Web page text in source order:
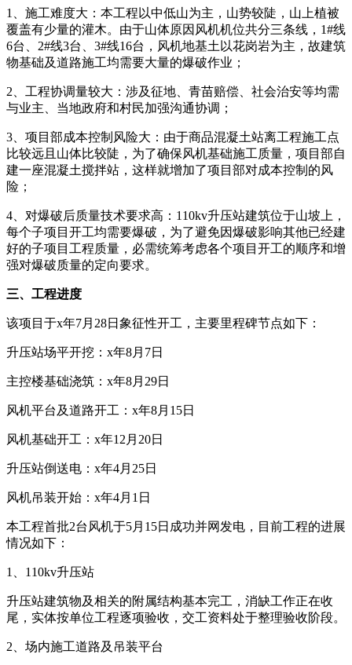
1、施工难度大：本工程以中低山为主，山势较陡，山上植被
覆盖有少量的灌木。由于山体原因风机机位共分三条线，1#线
6台、2#线3台、3#线16台，风机地基土以花岗岩为主，故建筑
物基础及道路施工均需要大量的爆破作业；
2、工程协调量较大：涉及征地、青苗赔偿、社会治安等均需
与业主、当地政府和村民加强沟通协调；
3、项目部成本控制风险大：由于商品混凝土站离工程施工点
比较远且山体比较陡，为了确保风机基础施工质量，项目部自
建一座混凝土搅拌站，这样就增加了项目部对成本控制的风
险；
4、对爆破后质量技术要求高：110kv升压站建筑位于山坡上，
每个子项目开工均需要爆破，为了避免因爆破影响其他已经建
好的子项目工程质量，必需统筹考虑各个项目开工的顺序和增
强对爆破质量的定向要求。
三、工程进度
该项目于x年7月28日象征性开工，主要里程碑节点如下：
升压站场平开挖：x年8月7日
主控楼基础浇筑：x年8月29日
风机平台及道路开工：x年8月15日
风机基础开工：x年12月20日
升压站倒送电：x年4月25日
风机吊装开始：x年4月1日
本工程首批2台风机于5月15日成功并网发电，目前工程的进展
情况如下：
1、110kv升压站
升压站建筑物及相关的附属结构基本完工，消缺工作正在收
尾，实体按单位工程逐项验收，交工资料处于整理验收阶段。
2、场内施工道路及吊装平台